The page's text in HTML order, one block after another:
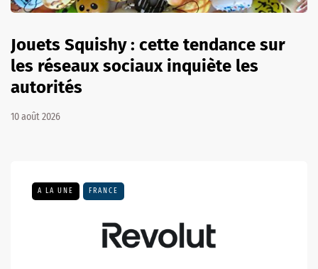
Jouets Squishy : cette tendance sur
les réseaux sociaux inquiète les
autorités
10 août 2026
A LA UNE FRANCE